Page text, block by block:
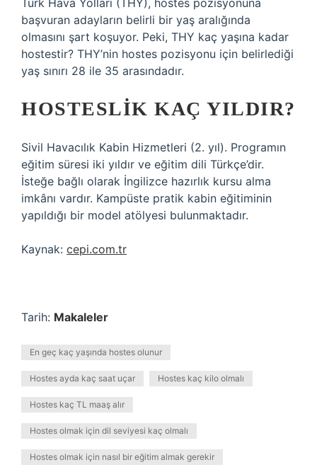
Türk Hava Yolları (THY), hostes pozisyonuna
başvuran adayların belirli bir yaş aralığında
olmasını şart koşuyor. Peki, THY kaç yaşına kadar
hostestir? THY’nin hostes pozisyonu için belirlediği
yaş sınırı 28 ile 35 arasındadır.
HOSTESLIK KAÇ YILDIR?
Sivil Havacılık Kabin Hizmetleri (2. yıl). Programın
eğitim süresi iki yıldır ve eğitim dili Türkçe’dir.
İsteğe bağlı olarak İngilizce hazırlık kursu alma
imkânı vardır. Kampüste pratik kabin eğitiminin
yapıldığı bir model atölyesi bulunmaktadır.
Kaynak: cepi.com.tr
Tarih: Makaleler
En geç kaç yaşında hostes olunur
Hostes ayda kaç saat uçar Hostes kaç kilo olmalı
Hostes kaç TL maaş alır
Hostes olmak için dil seviyesi kaç olmalı
Hostes olmak için nasıl bir eğitim almak gerekir